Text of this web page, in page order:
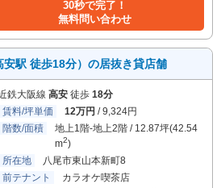
30秒で完了！
無料問い合わせ
安駅 徒歩18分）の居抜き貸店舗
鉄大阪線 高安 徒歩 18分
賃料/坪単価
12万円 / 9,324円
階数/面積
地上1階-地上2階 / 12.87坪(42.54
m2)
所在地
八尾市東山本新町8
前テナント
カラオケ喫茶店